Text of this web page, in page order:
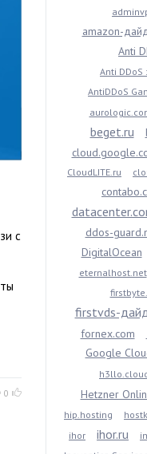
с
0
amazon-
Anti
Anti
AntiDDoS
beget.ru
CloudLITE.ru
ddos-
DigitalOcean
eternalhost.net
firstvds-
fornex.com
Google
Hetzner
hip.hosting
ihor ihor.ru